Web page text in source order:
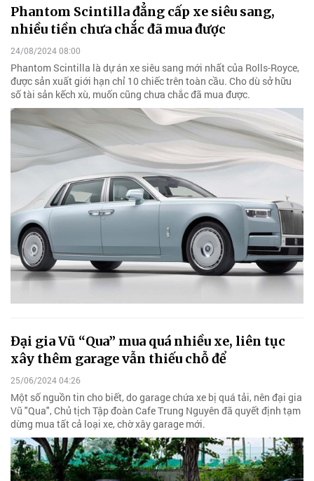
Phantom Scintilla đẳng cấp xe siêu sang,
nhiều tiền chưa chắc đã mua được
24/08/2024 08:00
Phantom Scintilla là dự án xe siêu sang mới nhất của Rolls-Royce,
được sản xuất giới hạn chỉ 10 chiếc trên toàn cầu. Cho dù sở hữu
số tài sản kếch xù, muốn cũng chưa chắc đã mua được.
Đại gia Vũ “Qua” mua quá nhiều xe, liên tục
xây thêm garage vẫn thiếu chỗ để
25/06/2024 04:26
Một số nguồn tin cho biết, do garage chứa xe bị quá tải, nên đại gia
Vũ "Qua", Chủ tịch Tập đoàn Cafe Trung Nguyên đã quyết định tạm
dừng mua tất cả loại xe, chờ xây garage mới.